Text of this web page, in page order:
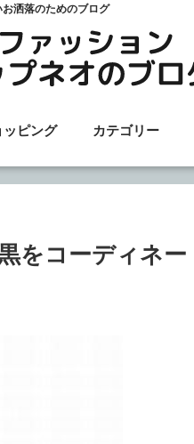
洒落のためのブログ
ッピング カテゴリー
をコーディネー